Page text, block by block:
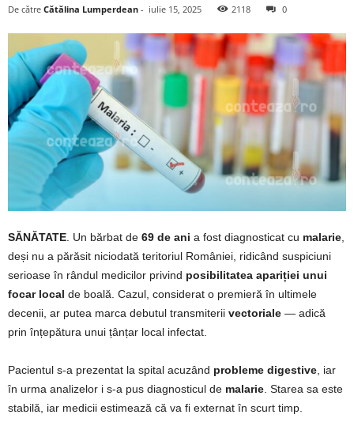
De către Cătălina Lumperdean - iulie 15, 2025 2118 0
SĂNĂTATE . Un bărbat de 69 de ani a fost diagnosticat cu malarie
deși nu a părăsit niciodată teritoriul României, ridicând suspiciuni
serioase în rândul medicilor privind posibilitatea apariției unui
focar local de boală. Cazul, considerat o premieră în ultimele
decenii, ar putea marca debutul transmiterii vectoriale — adică
prin înțepătura unui țânțar local infectat.
Pacientul s-a prezentat la spital acuzând probleme digestive , iar
în urma analizelor i s-a pus diagnosticul de malarie . Starea sa este
stabilă, iar medicii estimează că va fi externat în scurt timp.